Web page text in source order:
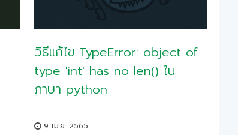
วิธีแก้ไข TypeError: object of
type 'int' has no len() ใน
ภาษา python
9 เม.ย. 2565